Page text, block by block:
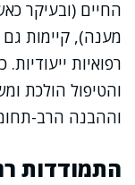
החיים (ובעיקר
מענה), קיימות גם
רפואיות
והטיפול הולכת
וההבנה הרב-
התמודדות